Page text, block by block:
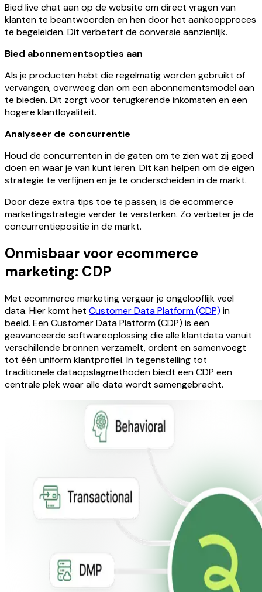
Bied live chat aan op de website om direct vragen van
klanten te beantwoorden en hen door het aankoopproces
te begeleiden. Dit verbetert de conversie aanzienlijk.
Bied abonnementsopties aan
Als je producten hebt die regelmatig worden gebruikt of
vervangen, overweeg dan om een abonnementsmodel aan
te bieden. Dit zorgt voor terugkerende inkomsten en een
hogere klantloyaliteit.
Analyseer de concurrentie
Houd de concurrenten in de gaten om te zien wat zij goed
doen en waar je van kunt leren. Dit kan helpen om de eigen
strategie te verfijnen en je te onderscheiden in de markt.
Door deze extra tips toe te passen, is de ecommerce
marketingstrategie verder te versterken. Zo verbeter je de
concurrentiepositie in de markt.
Onmisbaar voor ecommerce
marketing: CDP
Met ecommerce marketing vergaar je ongelooflijk veel
data. Hier komt het Customer Data Platform (CDP) in
beeld. Een Customer Data Platform (CDP) is een
geavanceerde softwareoplossing die alle klantdata vanuit
verschillende bronnen verzamelt, ordent en samenvoegt
tot één uniform klantprofiel. In tegenstelling tot
traditionele dataopslagmethoden biedt een CDP een
centrale plek waar alle data wordt samengebracht.